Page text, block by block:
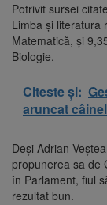
Potrivit sursei
Limba și literatura
Matematică, și
Biologie.
Citeste și:
aruncat
Deși Adrian
propunerea sa de
în Parlament, fiul
rezultat bun.